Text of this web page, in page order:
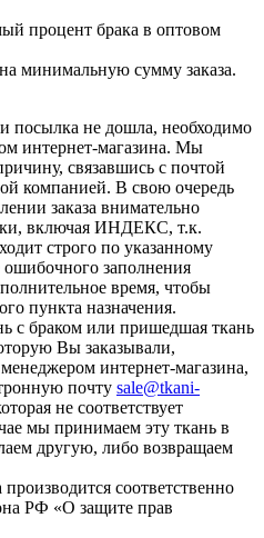
процент брака в оптовом
минимальную сумму заказа.
посылка не дошла, необходимо
интернет-магазина. Мы
связавшись с почтой
компанией. В свою очередь
заказа внимательно
включая ИНДЕКС, т.к.
строго по указанному
ошибочного заполнения
время, чтобы
пункта назначения.
с браком или пришедшая ткань
Вы заказывали,
интернет-магазина,
почту sale@tkani-
не соответствует
мы принимаем эту ткань в
другую, либо возвращаем
соответственно
РФ «О защите прав